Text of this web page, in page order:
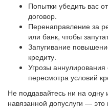
Попытки убедить вас
договор.
Перенаправление за
или банк, чтобы
Запугивание
кредиту.
Угрозы
пересмотра условий
Не поддавайтесь ни на одну
навязанной допуслуги —